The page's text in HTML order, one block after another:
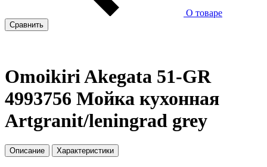
О товаре
Сравнить
Omoikiri Akegata 51-GR
4993756 Мойка кухонная
Artgranit/leningrad grey
Описание Характеристики